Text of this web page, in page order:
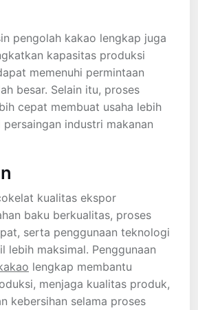
pengolah kakao lengkap juga
kapasitas produksi
memenuhi permintaan
besar. Selain itu, proses
cepat membuat usaha lebih
industri makanan
kualitas ekspor
baku berkualitas, proses
serta penggunaan teknologi
lebih maksimal. Penggunaan
lengkap membantu
menjaga kualitas produk,
kebersihan selama proses